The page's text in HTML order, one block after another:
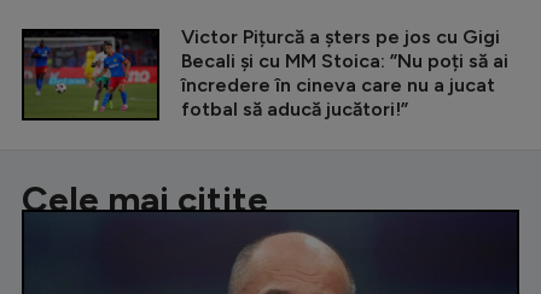
Victor Pițurcă a șters pe jos cu Gigi
Becali și cu MM Stoica: ”Nu poți să ai
încredere în cineva care nu a jucat
fotbal să aducă jucători!”
Cele mai citite